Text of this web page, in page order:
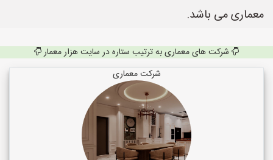
معماری می باشد.
شرکت های معماری به ترتیب ستاره در سایت هزار معمار
شرکت معماری